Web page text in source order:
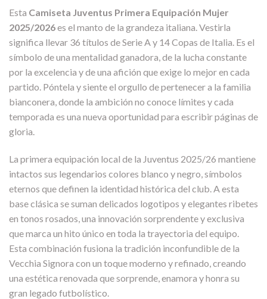
Esta Camiseta Juventus Primera Equipación Mujer
2025/2026es el manto de la grandeza italiana. Vestirla
significa llevar 36 títulos de Serie A y 14 Copas de Italia. Es el
símbolo de una mentalidad ganadora, de la lucha constante
por la excelencia y de una afición que exige lo mejor en cada
partido. Póntela y siente el orgullo de pertenecer a la familia
bianconera, donde la ambición no conoce límites y cada
temporada es una nueva oportunidad para escribir páginas de
gloria.
La primera equipación local de la Juventus 2025/26 mantiene
intactos sus legendarios colores blanco y negro, símbolos
eternos que definen la identidad histórica del club. A esta
base clásica se suman delicados logotipos y elegantes ribetes
en tonos rosados, una innovación sorprendente y exclusiva
que marca un hito único en toda la trayectoria del equipo.
Esta combinación fusiona la tradición inconfundible de la
Vecchia Signora con un toque moderno y refinado, creando
una estética renovada que sorprende, enamora y honra su
gran legado futbolístico.